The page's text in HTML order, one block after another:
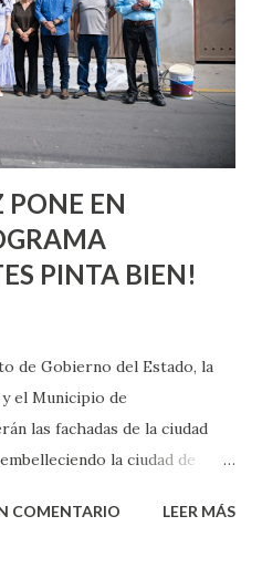
sexuales, tal vez
y no puedas esperar para
persona con
mejor cuando ambas partes
EN
PINTA BIEN!
de Gobierno del Estado, la
el Municipio de
las fachadas de la ciudad
la ciudad de
inicio al programa
COMENTARIO LEER MÁS